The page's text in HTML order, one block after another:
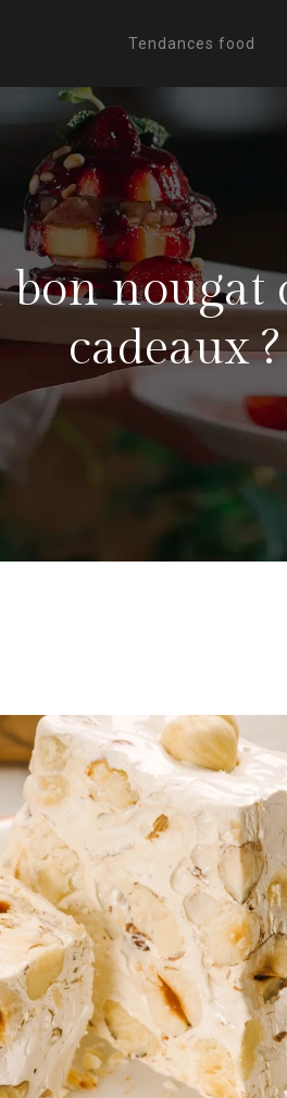
Tendances food
nougat
cadeaux ?